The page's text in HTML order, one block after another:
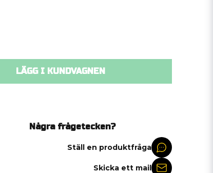
LÄGG I KUNDVAGNEN
Några frågetecken?
Ställ en produktfråga
Skicka ett mail